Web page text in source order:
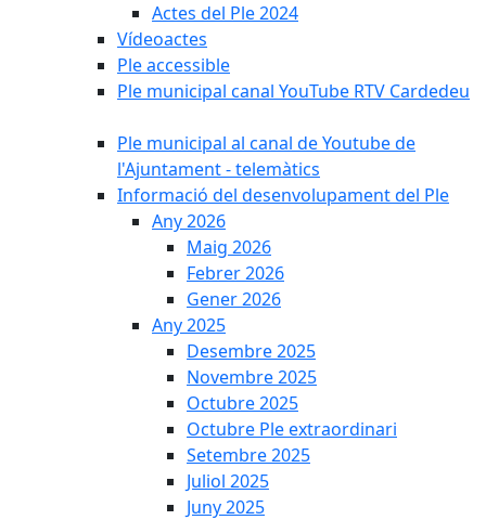
Actes del Ple 2024
Vídeoactes
Ple accessible
Ple municipal canal YouTube RTV Cardedeu
Ple municipal al canal de Youtube de
l'Ajuntament - telemàtics
Informació del desenvolupament del Ple
Any 2026
Maig 2026
Febrer 2026
Gener 2026
Any 2025
Desembre 2025
Novembre 2025
Octubre 2025
Octubre Ple extraordinari
Setembre 2025
Juliol 2025
Juny 2025